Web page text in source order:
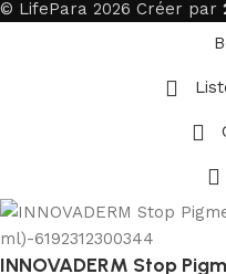
© LifePara 2026 Créer par
INNOVADERM Stop